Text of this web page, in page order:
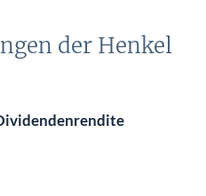
der Henkel